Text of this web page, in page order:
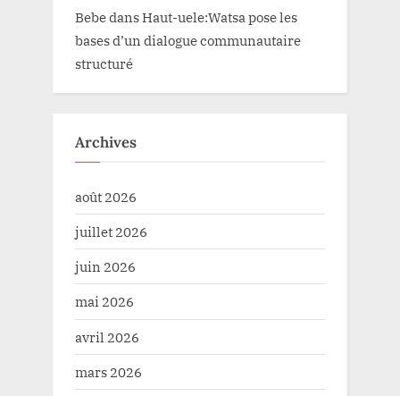
BebedansHaut-uele:Watsa pose les
bases d’un dialogue communautaire
structuré
Archives
août 2026
juillet 2026
juin 2026
mai 2026
avril 2026
mars 2026